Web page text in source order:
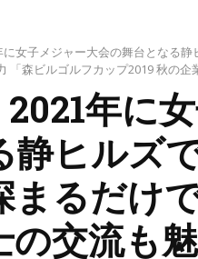
女子メジャー大会の舞台となる
「森ビルゴルフカップ2019 秋の企
年に
ヒルズ
まるだけ
交流も